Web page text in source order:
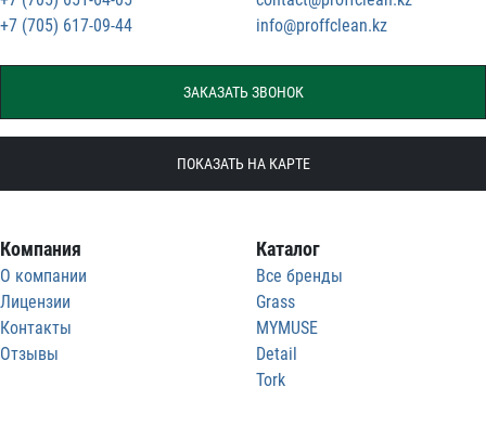
+7 (705) 617-09-44
info@proffclean.kz
ЗАКАЗАТЬ ЗВОНОК
ПОКАЗАТЬ НА КАРТЕ
Компания
О компании
Лицензии
Контакты
Отзывы
Каталог
Все бренды
Grass
MYMUSE
Detail
Tork